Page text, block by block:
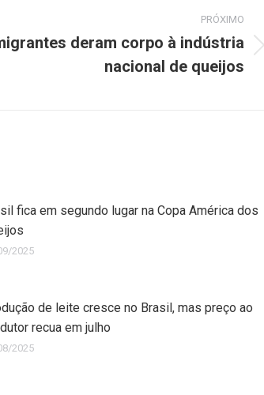
PRÓXIMO
deram corpo à indústria
nacional de queijos
fica em segundo lugar na Copa América dos
2025
de leite cresce no Brasil, mas preço ao
recua em julho
2025